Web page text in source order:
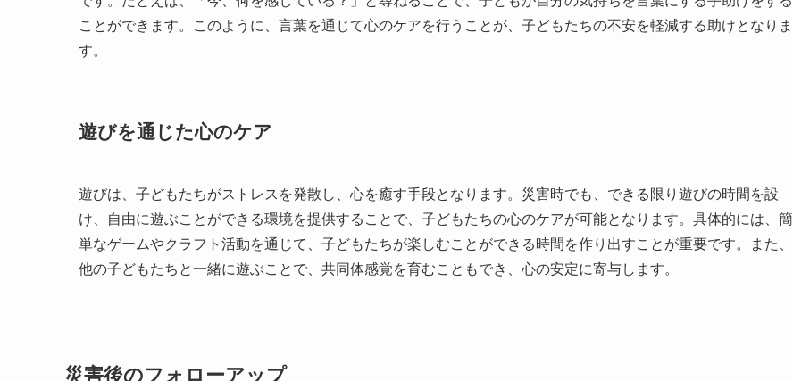
ことができます。このように、言葉を通じて心のケアを行うことが、子どもたちの不安を軽減する助けとなりま
す。
遊びを通じた心のケア
遊びは、子どもたちがストレスを発散し、心を癒す手段となります。災害時でも、できる限り遊びの時間を設
け、自由に遊ぶことができる環境を提供することで、子どもたちの心のケアが可能となります。具体的には、簡
単なゲームやクラフト活動を通じて、子どもたちが楽しむことができる時間を作り出すことが重要です。また、
他の子どもたちと一緒に遊ぶことで、共同体感覚を育むこともでき、心の安定に寄与します。
災害後のフォローアップ